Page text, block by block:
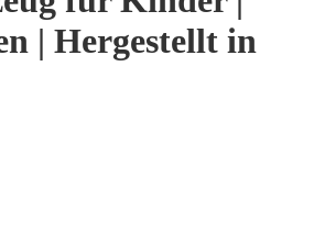
| Hergestellt in